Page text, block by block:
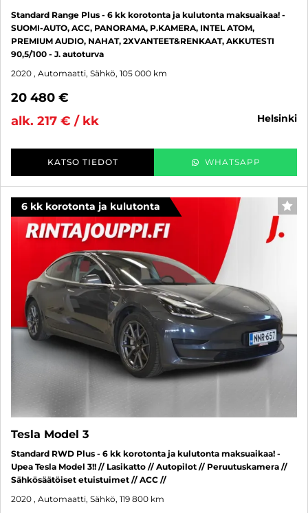
Standard Range Plus - 6 kk korotonta ja kulutonta maksuaikaa! -
SUOMI-AUTO, ACC, PANORAMA, P.KAMERA, INTEL ATOM,
PREMIUM AUDIO, NAHAT, 2XVANTEET&RENKAAT, AKKUTESTI
90,5/100 - J. autoturva
2020 , Automaatti, Sähkö, 105 000 km
20 480 €
alk. 217 € / kk
helsinki
KATSO TIEDOT WHATSAPP
6 kk korotonta ja kulutonta
Tesla Model 3
Standard RWD Plus - 6 kk korotonta ja kulutonta maksuaikaa! -
Upea Tesla Model 3!! // Lasikatto // Autopilot // Peruutuskamera //
Sähkösäätöiset etuistuimet // ACC //
2020 , Automaatti, Sähkö, 119 800 km